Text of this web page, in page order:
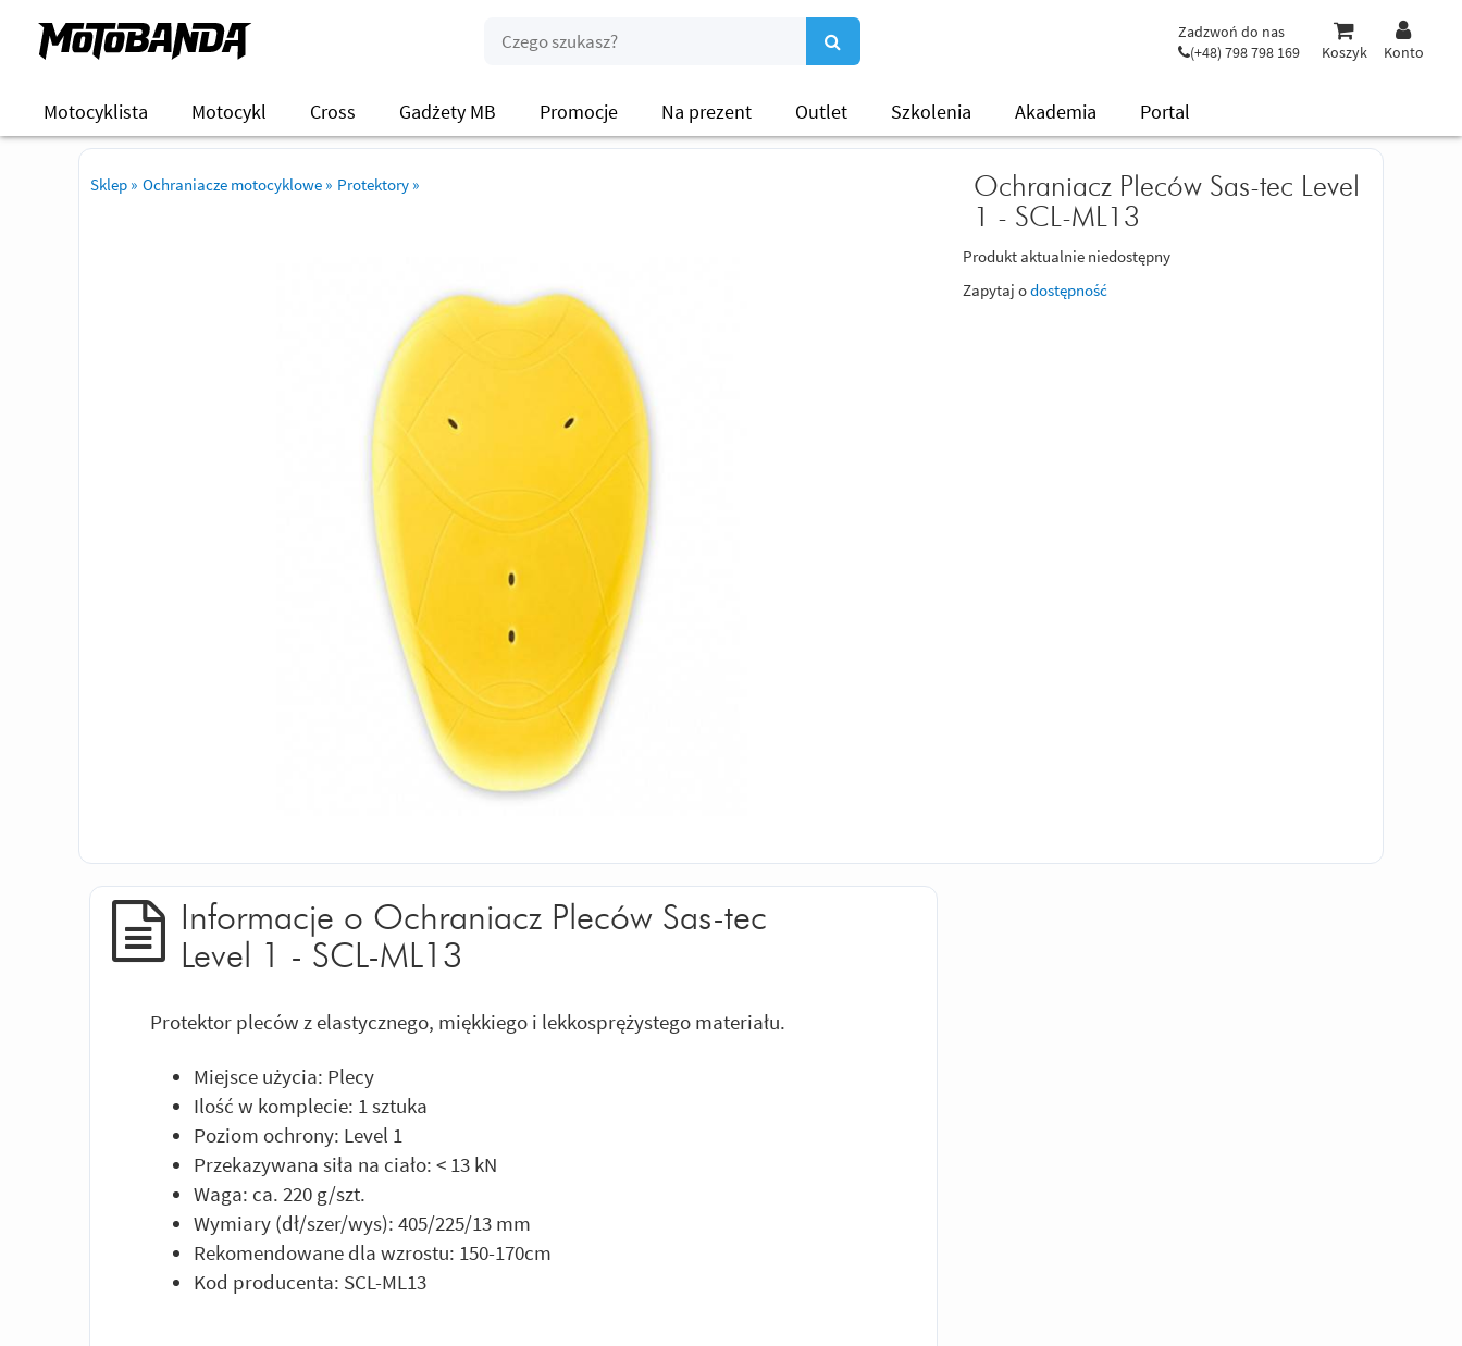
Zadzwoń do nas
(+48) 798 798 169
Koszyk Konto
Motocyklista Motocykl Cross Gadżety MB Promocje Na prezent Outlet Szkolenia Akademia Portal
Sklep » Ochraniacze motocyklowe » Protektory »
Ochraniacz Pleców Sas-tec Level
1 - SCL-ML13
Produkt aktualnie niedostępny
Zapytaj odostępność
Informacje o Ochraniacz Pleców Sas-tec
Level 1 - SCL-ML13
Protektor pleców z elastycznego, miękkiego i lekkosprężystego materiału.
Miejsce użycia: Plecy
Ilość w komplecie: 1 sztuka
Poziom ochrony: Level 1
Przekazywana siła na ciało: < 13 kN
Waga: ca. 220 g/szt.
Wymiary (dł/szer/wys): 405/225/13 mm
Rekomendowane dla wzrostu: 150-170cm
Kod producenta: SCL-ML13